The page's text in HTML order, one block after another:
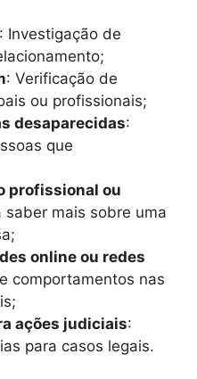
: Investigação de
: Verificação de
ou profissionais;
desaparecidas:
que
profissional ou
saber mais sobre uma
online ou redes
comportamentos nas
ações judiciais:
para casos legais.